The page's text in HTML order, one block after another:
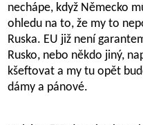
nechápe, když Německo
ohledu na to, že my to
Ruska. EU již není
Rusko, nebo někdo jiný,
kšeftovat a my tu opět
dámy a pánové.